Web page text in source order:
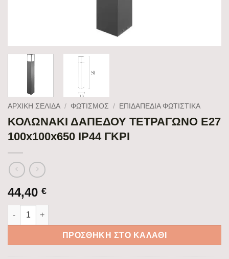
ΑΡΧΙΚΉ ΣΕΛΊΔΑ / ΦΩΤΙΣΜΟΣ / ΕΠΙΔΑΠΈΔΙΑ ΦΩΤΙΣΤΙΚΆ
ΚΟΛΩΝΑΚΙ ΔΑΠΕΔΟΥ ΤΕΤΡΑΓΩΝΟ Ε27
100x100x650 IP44 ΓΚΡΙ
44,40 €
ΚΟΛΩΝΑΚΙ ΔΑΠΕΔΟΥ ΤΕΤΡΑΓΩΝΟ Ε27 100x100x650 IP44 ΓΚΡΙ
ΠΡΟΣΘΉΚΗ ΣΤΟ ΚΑΛΆΘΙ